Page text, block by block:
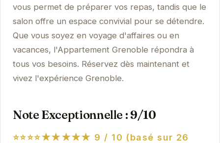
vous permet de préparer vos repas, tandis que le
salon offre un espace convivial pour se détendre.
Que vous soyez en voyage d'affaires ou en
vacances, l'Appartement Grenoble répondra à
tous vos besoins. Réservez dès maintenant et
vivez l'expérience Grenoble.
Note Exceptionnelle : 9/10
⭐⭐⭐⭐★★★★★ 9 / 10 (basé sur 26